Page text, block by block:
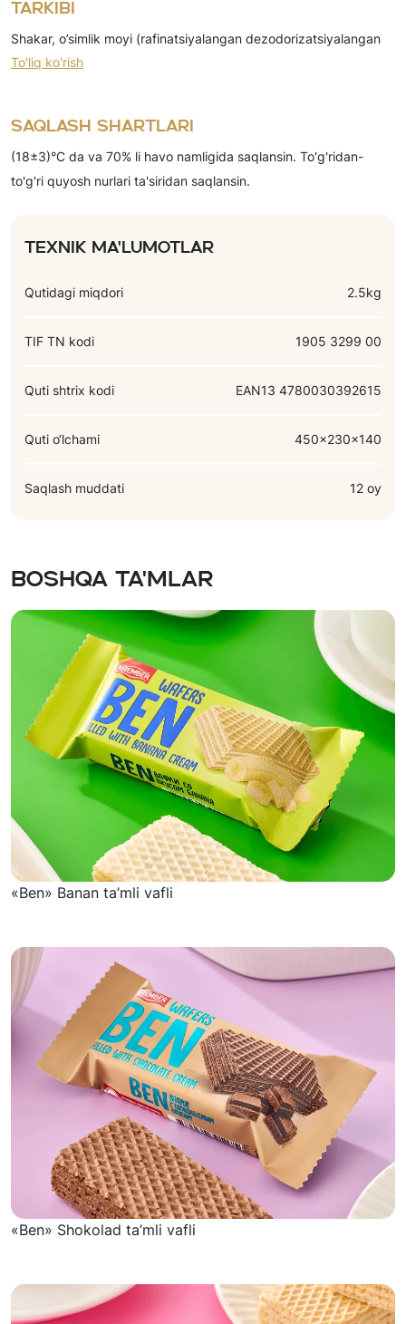
Tarkibi
Shakar, o’simlik moyi (rafinatsiyalangan dezodorizatsiyalangan
palma yog’i), bug’doy uni, yog’sizlantirilgan quruq sut, quruq sut
gidrokarbonat, natriy gidrokarbonat, natriy pirofosfat), tuxum
kukuni, hid beruvchi moddalar (vanilin, apelsin), rang beruvchi
moddalar (beta-karotin, karmuazin).
To'liq ko'rish
Saqlash shartlari
(18±3)°C da va 70% li havo namligida saqlansin. To'g'ridan-
to'g'ri quyosh nurlari ta'siridan saqlansin.
Texnik ma'lumotlar
Qutidagi miqdori 2.5kg
TIF TN kodi 1905 3299 00
Quti shtrix kodi EAN13 4780030392615
Quti o‘lchami 450x230x140
Saqlash muddati 12 oy
Boshqa ta'mlar
«Ben» Banan ta’mli vafli
«Ben» Shokolad ta’mli vafli